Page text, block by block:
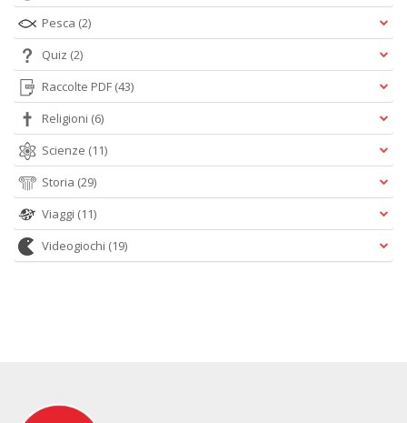
Pesca (2)
Quiz (2)
Raccolte PDF (43)
Religioni (6)
Scienze (11)
Storia (29)
Viaggi (11)
Videogiochi (19)